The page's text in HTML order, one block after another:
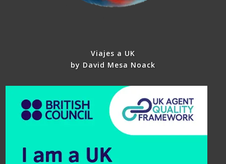
Viajes a UK
by David Mesa Noack